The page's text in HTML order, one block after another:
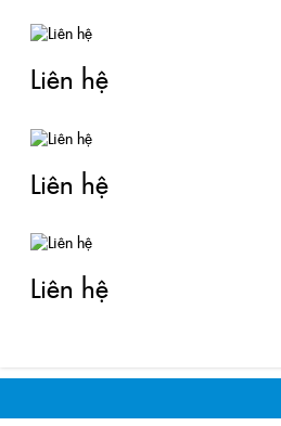
Liên hệ
Liên hệ
Liên hệ